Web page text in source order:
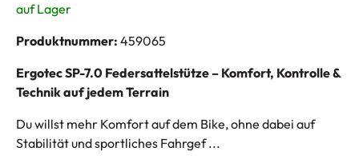
auf Lager
Produktnummer: 459065
Ergotec SP-7.0 Federsattelstütze – Komfort, Kontrolle &
Technik auf jedem Terrain
Du willst mehr Komfort auf dem Bike, ohne dabei auf
Stabilität und sportliches Fahrgef ...